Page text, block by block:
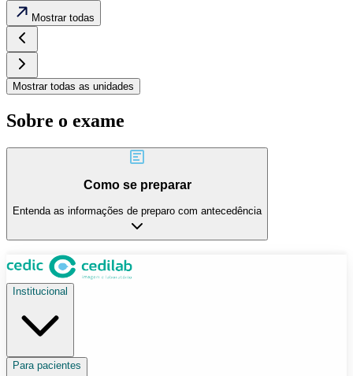
Mostrar todas
Mostrar todas as unidades
Sobre o exame
Como se preparar
Entenda as informações de preparo com antecedência
Institucional
Para pacientes